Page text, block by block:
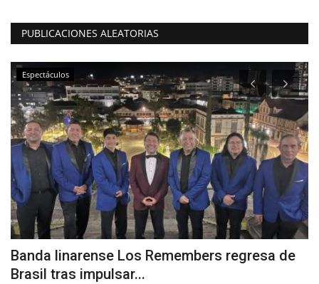
PUBLICACIONES ALEATORIAS
Espectáculos
Banda linarense Los Remembers regresa de
Brasil tras impulsar...